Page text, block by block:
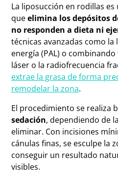
La liposucción en rodillas es
queelimina los depósitos
no responden a dieta ni
técnicas avanzadas como
energía (PAL) o
láser o la radiofrecuencia
extrae la grasa de forma
remodelar la zona.
El procedimiento se realiza
sedación, dependiendo de
eliminar. Con incisiones
cánulas finas, se esculpe la
conseguir un resultado
visibles.